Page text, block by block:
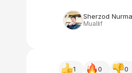
Sherzod
Muallif
1 0 0